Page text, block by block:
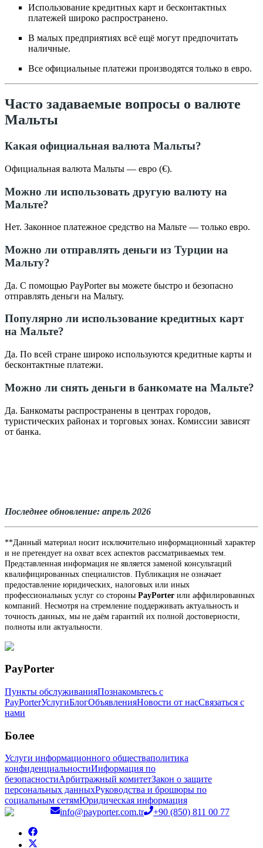
Использование кредитных карт и бесконтактных
платежей широко распространено.
В малых предприятиях всё ещё могут предпочитать
наличные.
Все официальные платежи производятся только в евро.
Часто задаваемые вопросы о валюте
Мальты
Какая официальная валюта Мальты?
Официальная валюта Мальты — евро (€).
Можно ли использовать другую валюту на
Мальте?
Нет. Законное платежное средство на Мальте — только евро.
Можно ли отправлять деньги из Турции на
Мальту?
Да. С помощью PayPorter вы можете быстро и безопасно
отправлять деньги на Мальту.
Популярно ли использование кредитных карт
на Мальте?
Да. По всей стране широко используются кредитные карты и
бесконтактные платежи.
Можно ли снять деньги в банкомате на Мальте?
Да. Банкоматы распространены в центрах городов,
туристических районах и торговых зонах. Комиссии зависят
от банка.
Последнее обновление: апрель 2026
**Данный материал носит исключительно информационный характер
и не претендует на охват всех аспектов рассматриваемых тем.
Представленная информация не является заменой консультаций
квалифицированных специалистов. Публикация не означает
предоставление юридических, налоговых или иных
профессиональных услуг со стороны PayPorter или аффилированных
компаний. Несмотря на стремление поддерживать актуальность и
точность данных, мы не даём гарантий их полной достоверности,
полноты или актуальности.
PayPorter
Пункты обслуживанияПознакомьтесь с
PayPorterУслугиБлогОбъявленияНовости от насСвязаться с
нами
Более
Услуги информационного обществаполитика
конфиденциальностиИнформация по
безопасностиАрбитражный комитетЗакон о защите
персональных данныхРуководства и брошюры по
социальным сетямЮридическая информация
info@payporter.com.tr
+90 (850) 811 00 77